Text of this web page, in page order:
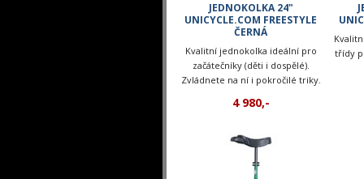
JEDNOKOLKA 24"
UNICYCLE.COM FREESTYLE
ČERNÁ
Kvalitní jednokolka ideální pro
začátečníky (děti i dospělé).
Zvládnete na ní i pokročilé triky.
4 980,-
třídy